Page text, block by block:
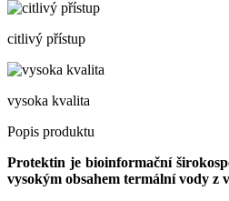
citlivý přístup
vysoka kvalita
Popis produktu
Protektin je bioinformační
vysokým obsahem termální vody z